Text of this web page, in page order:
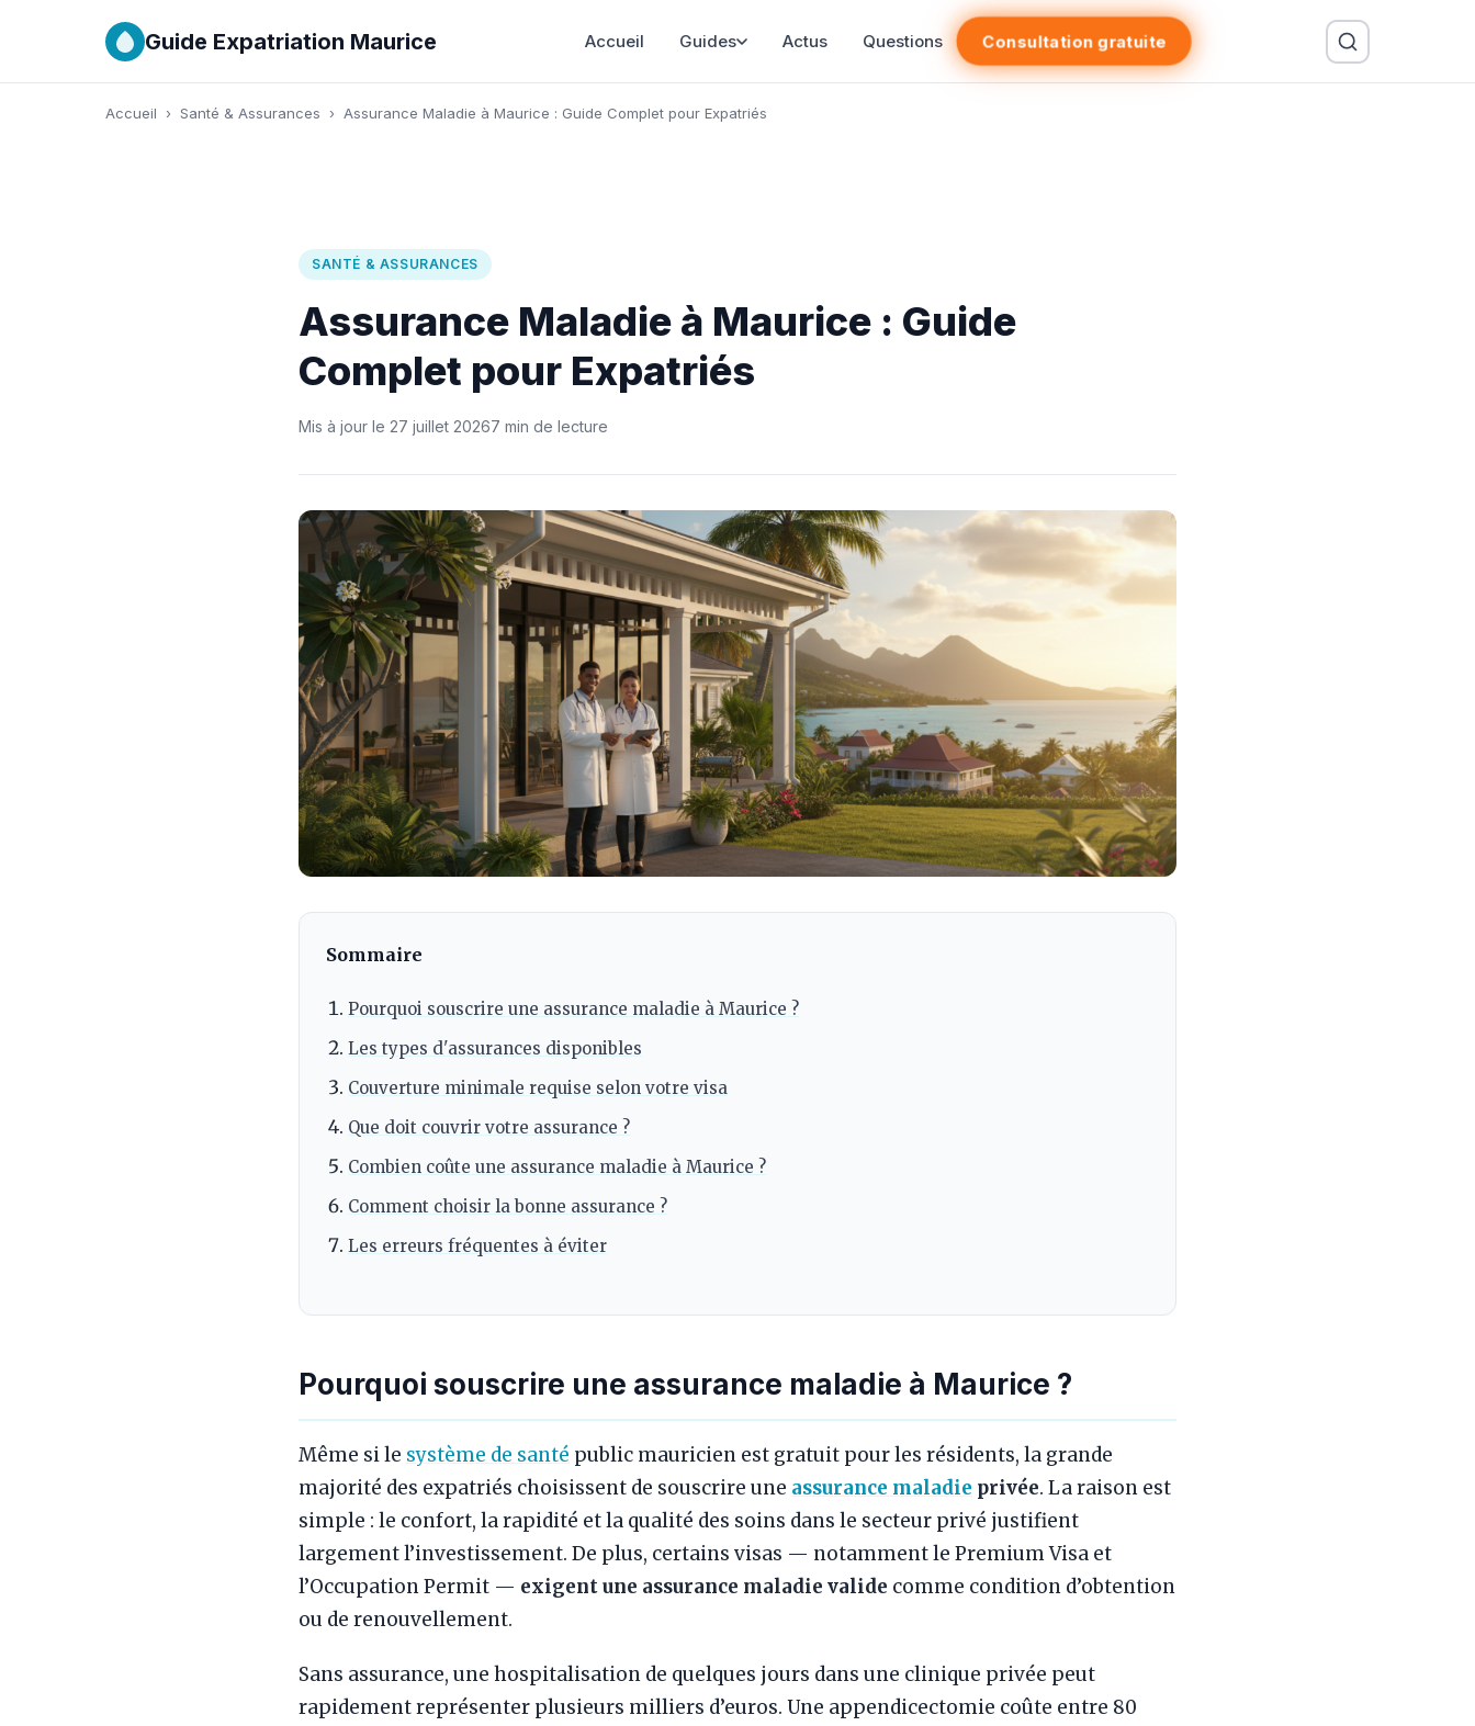
Guide Expatriation Maurice Accueil Guides Actus Questions Consultation gratuite
Accueil › Santé & Assurances › Assurance Maladie à Maurice : Guide Complet pour Expatriés
SANTÉ & ASSURANCES
Assurance Maladie à Maurice : Guide
Complet pour Expatriés
Mis à jour le 27 juillet 20267 min de lecture
Sommaire
Pourquoi souscrire une assurance maladie à Maurice ?
Les types d'assurances disponibles
Couverture minimale requise selon votre visa
Que doit couvrir votre assurance ?
Combien coûte une assurance maladie à Maurice ?
Comment choisir la bonne assurance ?
Les erreurs fréquentes à éviter
Pourquoi souscrire une assurance maladie à Maurice ?
Même si le système de santé public mauricien est gratuit pour les résidents, la grande
majorité des expatriés choisissent de souscrire une assurance maladie privée. La raison est
simple : le confort, la rapidité et la qualité des soins dans le secteur privé justifient
largement l’investissement. De plus, certains visas — notamment le Premium Visa et
l’Occupation Permit — exigent une assurance maladie valide comme condition d’obtention
ou de renouvellement.
Sans assurance, une hospitalisation de quelques jours dans une clinique privée peut
rapidement représenter plusieurs milliers d’euros. Une appendicectomie coûte entre 80